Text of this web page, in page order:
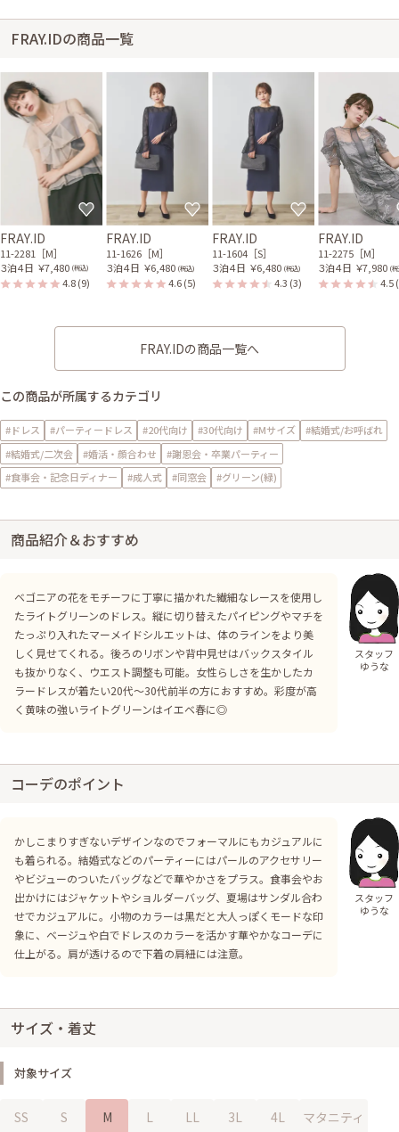
FRAY.IDの商品一覧
FRAY.ID
11-2281［M］
３泊４日 ￥7,480 (税込)
4.8(9)
FRAY.ID
11-1626［M］
３泊４日 ￥6,480 (税込)
4.6(5)
FRAY.ID
11-1604［S］
３泊４日 ￥6,480 (税込)
4.3 (3)
FRAY.ID
11-2275［M］
３泊４日 ￥7,980 (
4.5
FRAY.IDの商品一覧へ
この商品が所属するカテゴリ
#ドレス #パーティードレス #20代向け #30代向け #Mサイズ
#結婚式/お呼ばれ
#結婚式/二次会
#婚活・顔合わせ
#謝恩会・卒業パーティー
#食事会・記念日ディナー
#成人式 #同窓会 #グリーン(緑)
商品紹介＆おすすめ
ベゴニアの花をモチーフに丁寧に描かれた繊細なレースを使用し
たライトグリーンのドレス。縦に切り替えたパイピングやマチを
たっぷり入れたマーメイドシルエットは、体のラインをより美
しく見せてくれる。後ろのリボンや背中見せはバックスタイル
も抜かりなく、ウエスト調整も可能。女性らしさを生かしたカ
ラードレスが着たい20代〜30代前半の方におすすめ。彩度が高
く黄味の強いライトグリーンはイエベ春に◎
スタッフ
ゆうな
コーデのポイント
かしこまりすぎないデザインなのでフォーマルにもカジュアルに
も着られる。結婚式などのパーティーにはパールのアクセサリー
やビジューのついたバッグなどで華やかさをプラス。食事会やお
出かけにはジャケットやショルダーバッグ、夏場はサンダル合わ
せでカジュアルに。小物のカラーは黒だと大人っぽくモードな印
象に、ベージュや白でドレスのカラーを活かす華やかなコーデに
仕上がる。肩が透けるので下着の肩紐には注意。
スタッフ
ゆうな
サイズ・着丈
対象サイズ
SS S M L LL 3L 4L マタニティ